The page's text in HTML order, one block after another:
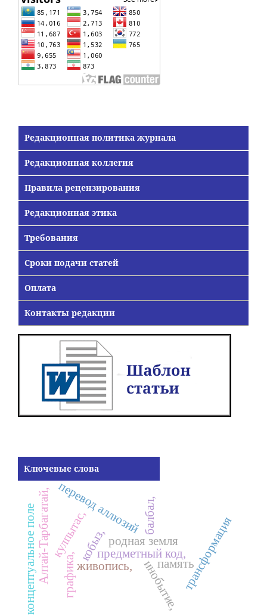
Редакционная политика журнала
Редакционная коллегия
Правила рецензирования
Редакционная этика
Требования
Сроки подачи статей
Оплата
Контакты редакции
Ключевые слова
живопись,
графика,
кобыз,
балбал,
кулпытас, предметный код,
инобытие,
память
перевод аллюзий
трансформация
Алтай-Тарбагатай,
концептуальное поле родная земля